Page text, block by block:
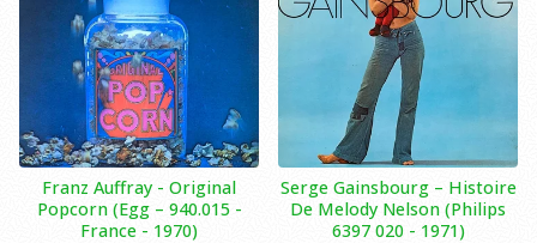
Franz Auffray ‎- Original
Popcorn (Egg – 940.015 -
France - 1970)
Serge Gainsbourg – Histoire
De Melody Nelson (Philips
6397 020 - 1971)